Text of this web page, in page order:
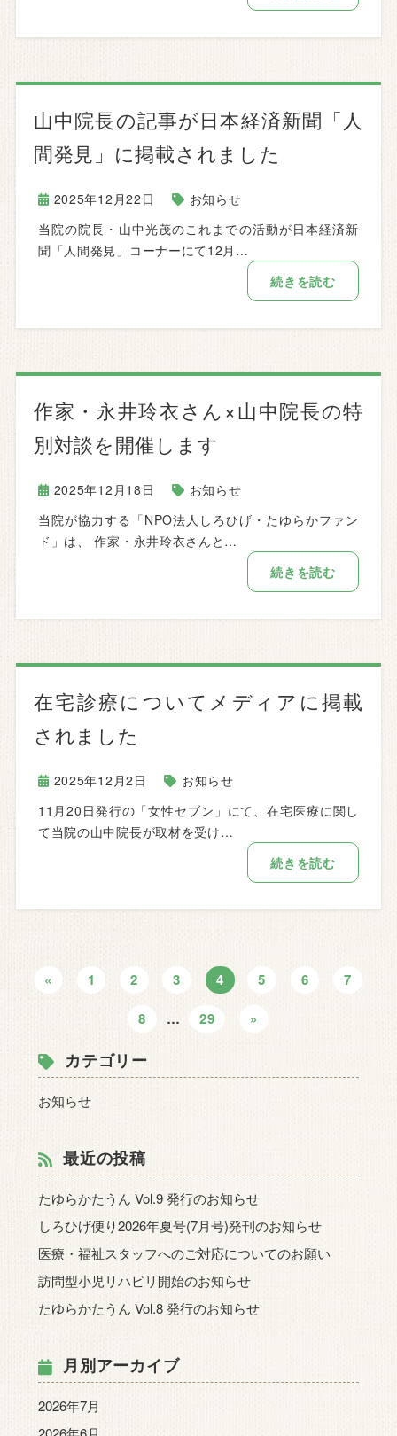
山中院長の記事が日本経済新聞「人
間発見」に掲載されました
2025年12月22日
お知らせ
当院の院長・山中光茂のこれまでの活動が日本経済新
聞「人間発見」コーナーにて12月…
続きを読む
作家・永井玲衣さん×山中院長の特
別対談を開催します
2025年12月18日
お知らせ
当院が協力する「NPO法人しろひげ・たゆらかファン
ド」は、 作家・永井玲衣さんと…
続きを読む
在宅診療についてメディアに掲載
されました
2025年12月2日
お知らせ
11月20日発行の「女性セブン」にて、在宅医療に関し
て当院の山中院長が取材を受け…
続きを読む
« 1 2 3 4 5 6
7
8
… 29 »
カテゴリー
お知らせ
最近の投稿
たゆらかたうん Vol.9 発行のお知らせ
しろひげ便り2026年夏号(7月号)発刊のお知らせ
医療・福祉スタッフへのご対応についてのお願い
訪問型小児リハビリ開始のお知らせ
たゆらかたうん Vol.8 発行のお知らせ
月別アーカイブ
2026年7月